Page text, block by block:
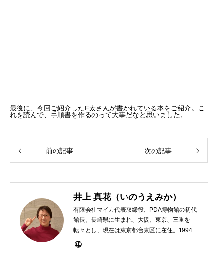
最後に、今回ご紹介したF太さんが書かれている本をご紹介。こ
れを読んで、手順書を作るのって大事だなと思いました。
前の記事 次の記事
井上 真花（いのうえみか）
有限会社マイカ代表取締役。PDA博物館の初代
館長。長崎県に生まれ、大阪、東京、三重を
転々とし、現在は東京都台東区に在住。1994年
にHP100LXと出会ったのをきかっけに、フリ